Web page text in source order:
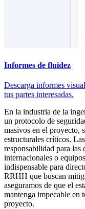
Informes de fluidez
Descarga informes
tus partes interesadas.
En la industria de la
un protocolo de
masivos en el proyecto,
estructurales críticos.
responsabilidad para las
internacionales o
indispensable para
RRHH que buscan
aseguramos de que el
mantenga impecable en
proyecto.